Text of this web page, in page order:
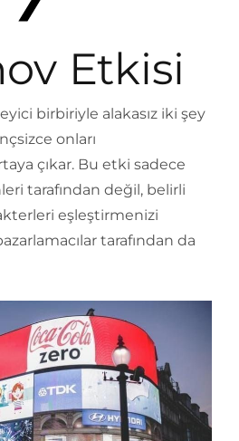
Etkisi
birbiriyle alakasız iki şey
onları
çıkar. Bu etki sadece
tarafından değil, belirli
eşleştirmenizi
tarafından da